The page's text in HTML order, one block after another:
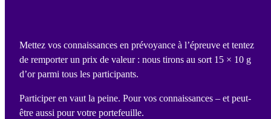
Mettez vos connaissances en prévoyance à l’épreuve et tentez
de remporter un prix de valeur : nous tirons au sort 15 × 10 g
d’or parmi tous les participants.
Participer en vaut la peine. Pour vos connaissances – et peut-
être aussi pour votre portefeuille.